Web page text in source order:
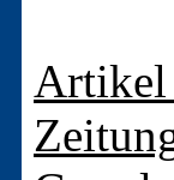
Artikel